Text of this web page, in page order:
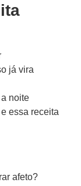
já vira
noite
essa receita
afeto?